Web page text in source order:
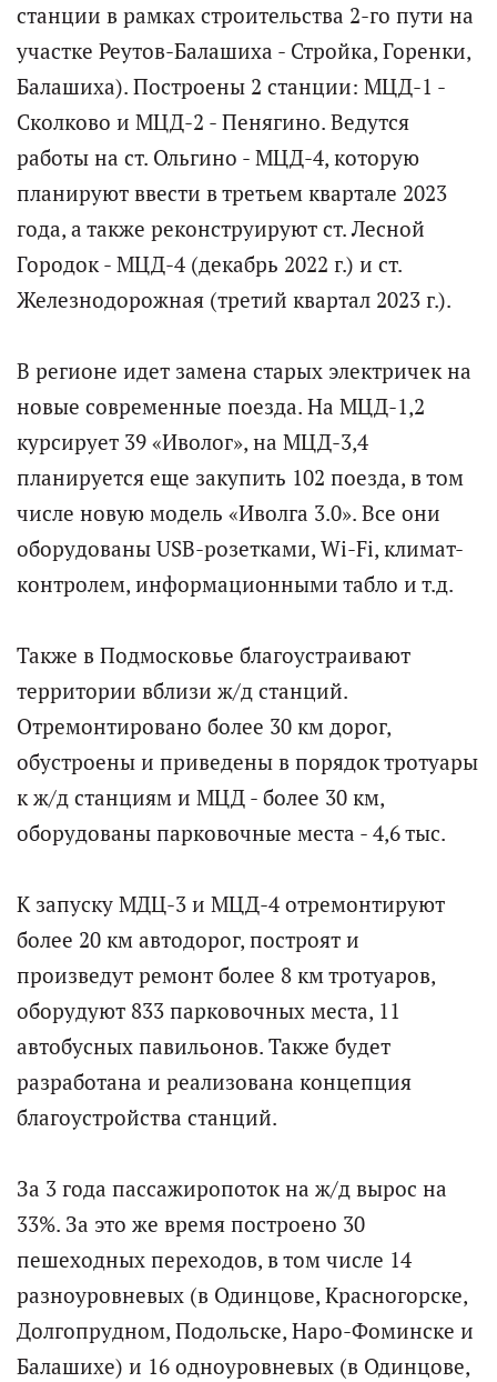
станции в рамках строительства 2-го пути на
участке Реутов-Балашиха - Стройка, Горенки,
Балашиха). Построены 2 станции: МЦД-1 -
Сколково и МЦД-2 - Пенягино. Ведутся
работы на ст. Ольгино - МЦД-4, которую
планируют ввести в третьем квартале 2023
года, а также реконструируют ст. Лесной
Городок - МЦД-4 (декабрь 2022 г.) и ст.
Железнодорожная (третий квартал 2023 г.).
В регионе идет замена старых электричек на
новые современные поезда. На МЦД-1,2
курсирует 39 «Иволог», на МЦД-3,4
планируется еще закупить 102 поезда, в том
числе новую модель «Иволга 3.0». Все они
оборудованы USB-розетками, Wi-Fi, климат-
контролем, информационными табло и т.д.
Также в Подмосковье благоустраивают
территории вблизи ж/д станций.
Отремонтировано более 30 км дорог,
обустроены и приведены в порядок тротуары
к ж/д станциям и МЦД - более 30 км,
оборудованы парковочные места - 4,6 тыс.
К запуску МДЦ-3 и МЦД-4 отремонтируют
более 20 км автодорог, построят и
произведут ремонт более 8 км тротуаров,
оборудуют 833 парковочных места, 11
автобусных павильонов. Также будет
разработана и реализована концепция
благоустройства станций.
За 3 года пассажиропоток на ж/д вырос на
33%. За это же время построено 30
пешеходных переходов, в том числе 14
разноуровневых (в Одинцове, Красногорске,
Долгопрудном, Подольске, Наро-Фоминске и
Балашихе) и 16 одноуровневых (в Одинцове,